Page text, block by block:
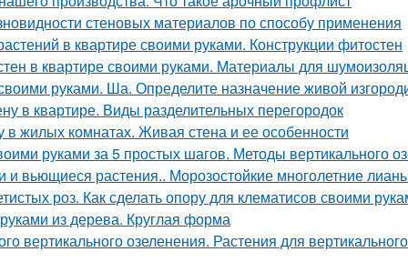
стеновых материалов по способу применения
в квартире своими руками. Конструкции фитостен
в квартире своими руками. Материалы для
руками. Ша. Определите назначение живой
в квартире. Виды разделительных перегородок
в жилых комнатах. Живая стена и ее особенности
руками за 5 простых шагов. Методы вертикального
и вьющиеся растения.. Морозостойкие многолетние
роз. Как сделать опору для клематисов своими
из дерева. Круглая форма
вертикального озеленения. Растения для